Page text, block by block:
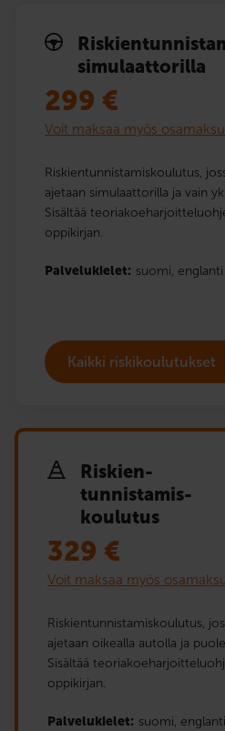
simulaattorilla
299 €
Voit maksaa myös
Riskientunnistamiskoulutus,
ajetaan simulaattorilla ja vain
Sisältää
oppikirjan.
Palvelukielet: suomi, englanti
Kaikki riskikoulutukset
Riskien­
tunnistamis­
koulutus
329 €
Voit maksaa myös
Riskientunnistamiskoulutus,
ajetaan oikealla autolla ja
Sisältää
oppikirjan.
Palvelukielet: suomi, englanti